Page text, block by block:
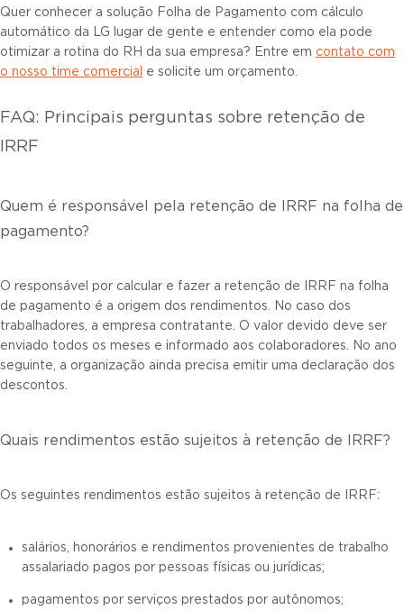
Quer conhecer a solução Folha de Pagamento com cálculo
automático da LG lugar de gente e entender como ela pode
otimizar a rotina do RH da sua empresa? Entre em contato com
o nosso time comercial
e solicite um orçamento.
FAQ: Principais perguntas sobre retenção de
IRRF
Quem é responsável pela retenção de IRRF na folha de
pagamento?
O responsável por calcular e fazer a retenção de IRRF na folha
de pagamento é a origem dos rendimentos. No caso dos
trabalhadores, a empresa contratante. O valor devido deve ser
enviado todos os meses e informado aos colaboradores. No ano
seguinte, a organização ainda precisa emitir uma declaração dos
descontos.
Quais rendimentos estão sujeitos à retenção de IRRF?
Os seguintes rendimentos estão sujeitos à retenção de IRRF:
salários, honorários e rendimentos provenientes de trabalho
assalariado pagos por pessoas físicas ou jurídicas;
pagamentos por serviços prestados por autônomos;